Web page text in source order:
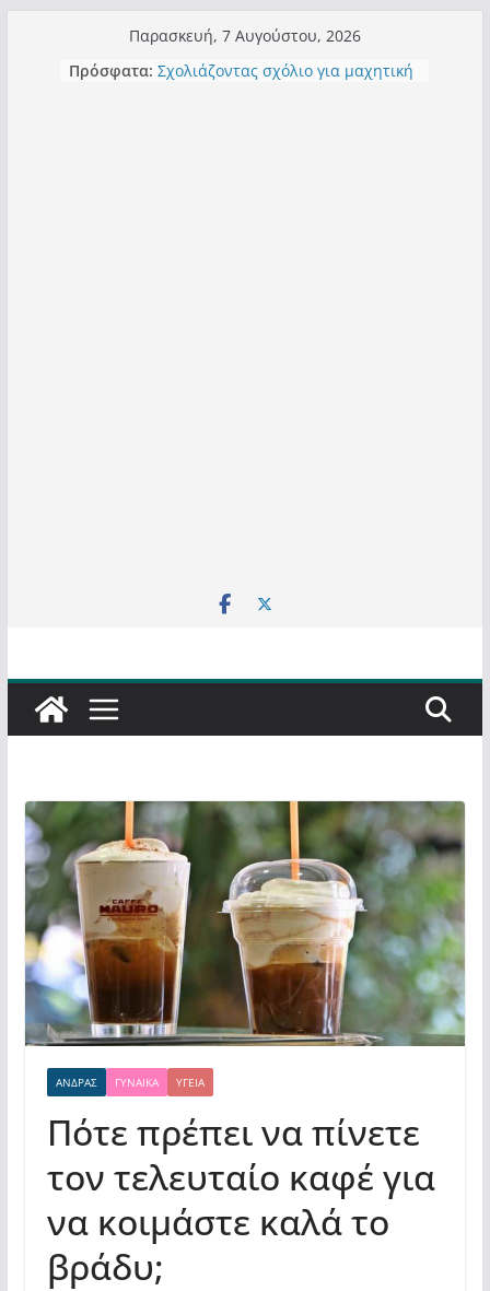
περιεχόμενο
Παρασκευή, 7 Αυγούστου, 2026
Πρόσφατα: Σχολιάζοντας σχόλιο για μαχητική
ΆΝΔΡΑΣ ΓΥΝΑΊΚΑ ΥΓΕΊΑ
Πότε πρέπει να πίνετε
τον τελευταίο καφέ για
να κοιμάστε καλά το
βράδυ;